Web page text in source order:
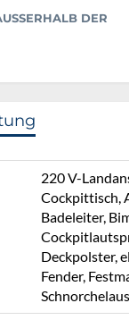
DER B
220 V-
Cockpittisch,
Badeleiter,
Deckpolster,
Fender,